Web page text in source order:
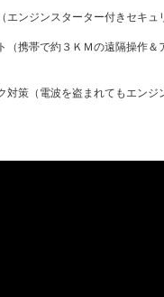
ンジンスターター付きセキュ
（携帯で約３ＫＭの遠隔操作＆
対策（電波を盗まれてもエンジ